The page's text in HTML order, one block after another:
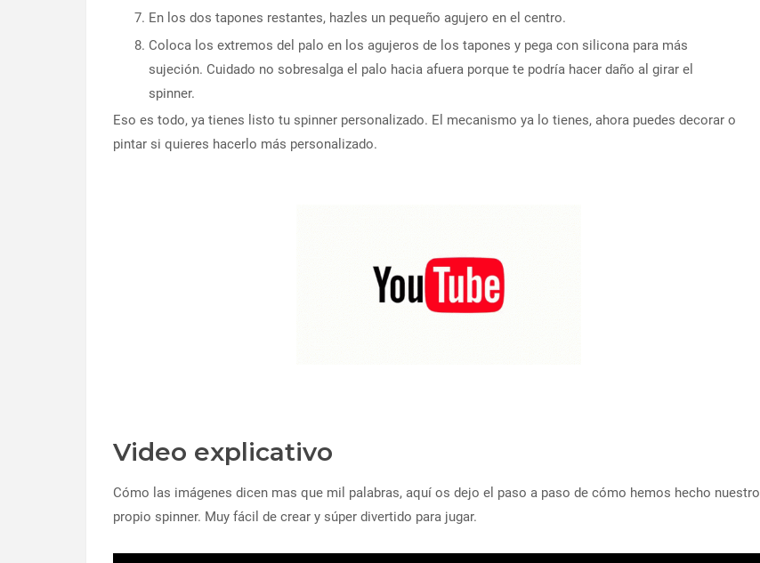
En los dos tapones restantes, hazles un pequeño agujero en el centro.
Coloca los extremos del palo en los agujeros de los tapones y pega con silicona para más
sujeción. Cuidado no sobresalga el palo hacia afuera porque te podría hacer daño al girar el
spinner.
Eso es todo, ya tienes listo tu spinner personalizado. El mecanismo ya lo tienes, ahora puedes decorar o
pintar si quieres hacerlo más personalizado.
Video explicativo
Cómo las imágenes dicen mas que mil palabras, aquí os dejo el paso a paso de cómo hemos hecho nuestro
propio spinner. Muy fácil de crear y súper divertido para jugar.